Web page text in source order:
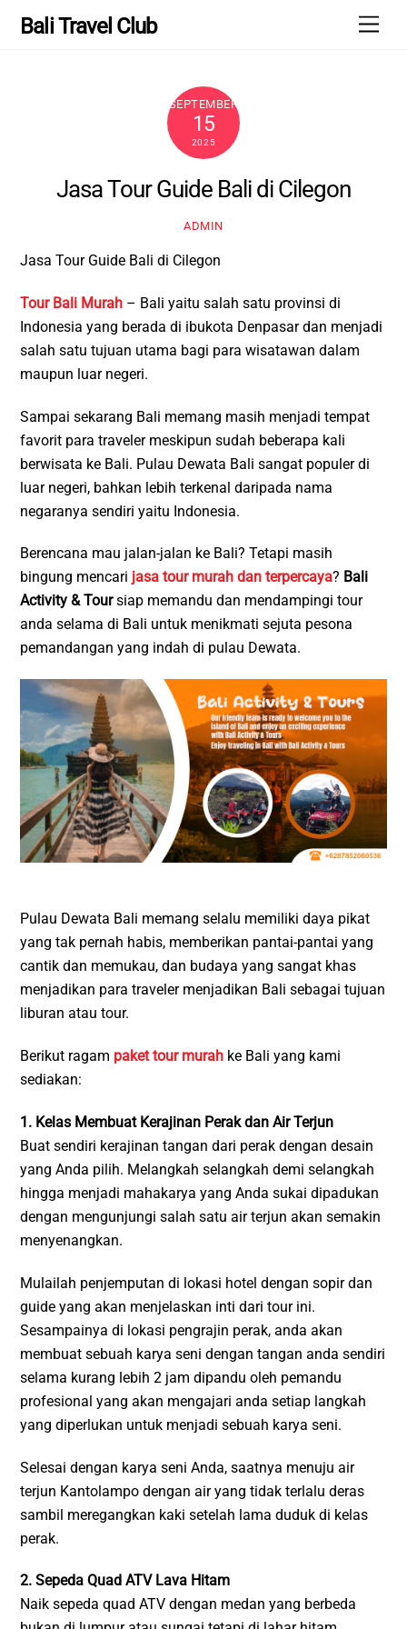
Bali Travel Club
SEPTEMBER
15
2025
Jasa Tour Guide Bali di Cilegon
ADMIN
Jasa Tour Guide Bali di Cilegon
Tour Bali Murah – Bali yaitu salah satu provinsi di
Indonesia yang berada di ibukota Denpasar dan menjadi
salah satu tujuan utama bagi para wisatawan dalam
maupun luar negeri.
Sampai sekarang Bali memang masih menjadi tempat
favorit para traveler meskipun sudah beberapa kali
berwisata ke Bali. Pulau Dewata Bali sangat populer di
luar negeri, bahkan lebih terkenal daripada nama
negaranya sendiri yaitu Indonesia.
Berencana mau jalan-jalan ke Bali? Tetapi masih
bingung mencari jasa tour murah dan terpercaya? Bali
Activity & Toursiap memandu dan mendampingi tour
anda selama di Bali untuk menikmati sejuta pesona
pemandangan yang indah di pulau Dewata.
Pulau Dewata Bali memang selalu memiliki daya pikat
yang tak pernah habis, memberikan pantai-pantai yang
cantik dan memukau, dan budaya yang sangat khas
menjadikan para traveler menjadikan Bali sebagai tujuan
liburan atau tour.
Berikut ragam paket tour murah ke Bali yang kami
sediakan:
1. Kelas Membuat Kerajinan Perak dan Air Terjun
Buat sendiri kerajinan tangan dari perak dengan desain
yang Anda pilih. Melangkah selangkah demi selangkah
hingga menjadi mahakarya yang Anda sukai dipadukan
dengan mengunjungi salah satu air terjun akan semakin
menyenangkan.
Mulailah penjemputan di lokasi hotel dengan sopir dan
guide yang akan menjelaskan inti dari tour ini.
Sesampainya di lokasi pengrajin perak, anda akan
membuat sebuah karya seni dengan tangan anda sendiri
selama kurang lebih 2 jam dipandu oleh pemandu
profesional yang akan mengajari anda setiap langkah
yang diperlukan untuk menjadi sebuah karya seni.
Selesai dengan karya seni Anda, saatnya menuju air
terjun Kantolampo dengan air yang tidak terlalu deras
sambil meregangkan kaki setelah lama duduk di kelas
perak.
2. Sepeda Quad ATV Lava Hitam
Naik sepeda quad ATV dengan medan yang berbeda